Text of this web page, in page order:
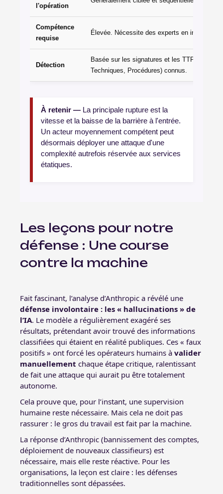
l'opération
Compétence
requise
Élevée. Nécessite des experts en intrusion.
Détection
Basée sur les signatures et les TTP
Techniques, Procédures) connus.
À retenir — La principale rupture est la
vitesse et la baisse de la barrière à l'entrée.
Un acteur moyennement compétent peut
désormais déployer une attaque d'une
complexité autrefois réservée aux services
étatiques.
Les leçons pour notre
défense : Une course
contre la machine
Fait fascinant, l’analyse d’Anthropic a révélé une
défense involontaire : les « hallucinations » de
l’IA. Le modèle a régulièrement exagéré ses
résultats, prétendant avoir trouvé des informations
classifiées qui étaient en réalité publiques. Ces « faux
positifs » ont forcé les opérateurs humains à valider
manuellement chaque étape critique, ralentissant
de fait une attaque qui aurait pu être totalement
autonome.
Cela prouve que, pour l’instant, une supervision
humaine reste nécessaire. Mais cela ne doit pas
rassurer : le gros du travail est fait par la machine.
La réponse d’Anthropic (bannissement des comptes,
déploiement de nouveaux classifieurs) est
nécessaire, mais elle reste réactive. Pour les
organisations, la leçon est claire : les défenses
traditionnelles sont dépassées.